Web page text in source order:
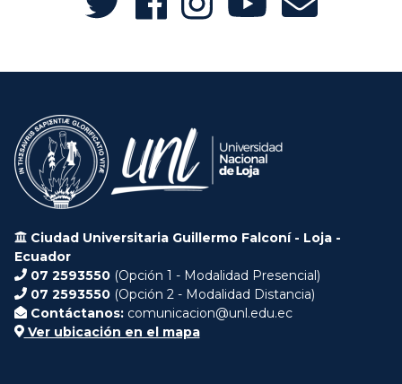
Ciudad Universitaria Guillermo Falconí - Loja -
Ecuador
07 2593550 (Opción 1 - Modalidad Presencial)
07 2593550 (Opción 2 - Modalidad Distancia)
Contáctanos: comunicacion@unl.edu.ec
Ver ubicación en el mapa